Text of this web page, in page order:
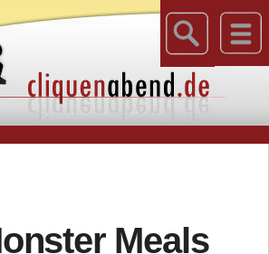
Meals